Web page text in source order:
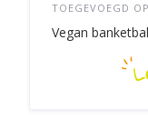
TOEGEVOEGD
Vegan